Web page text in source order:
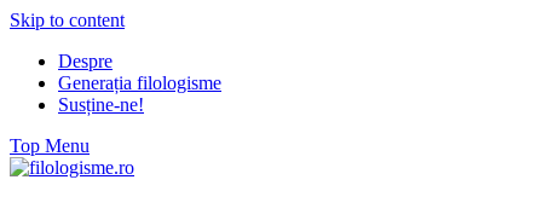
Skip to content
Despre
Generația filologisme
Susține-ne!
Top Menu